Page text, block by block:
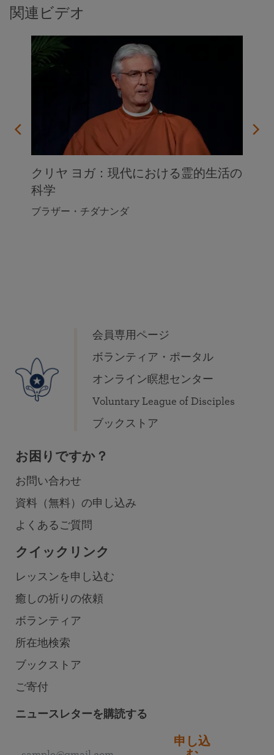
関連ビデオ
クリヤ ヨガ：現代における霊的生活の
科学
ブラザー・チダナンダ
会員専用ページ
ボランティア・ポータル
オンライン瞑想センター
Voluntary League of Disciples
ブックストア
お困りですか？
お問い合わせ
資料（無料）の申し込み
よくあるご質問
クイックリンク
レッスンを申し込む
癒しの祈りの依頼
ボランティア
所在地検索
ブックストア
ご寄付
ニュースレターを購読する
申し込